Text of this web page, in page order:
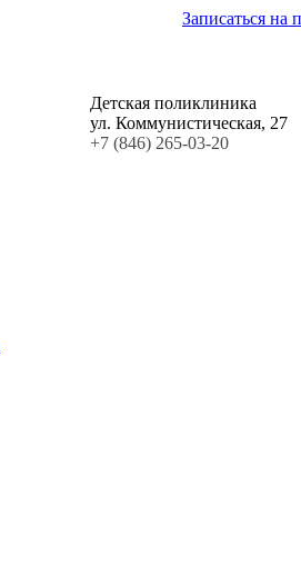
Записаться на
Детская поликлиника
ул. Коммунистическая, 27
+7 (846) 265-03-20